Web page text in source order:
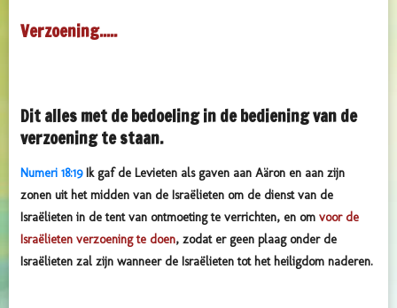
Verzoening.....
Dit alles met de bedoeling in de bediening van de
verzoening te staan.
Numeri 18:19 Ik gaf de Levieten als gaven aan Aäron en aan zijn
zonen uit het midden van de Israëlieten om de dienst van de
Israëlieten in de tent van ontmoeting te verrichten, en om voor de
Israëlieten verzoening te doen, zodat er geen plaag onder de
Israëlieten zal zijn wanneer de Israëlieten tot het heiligdom naderen.